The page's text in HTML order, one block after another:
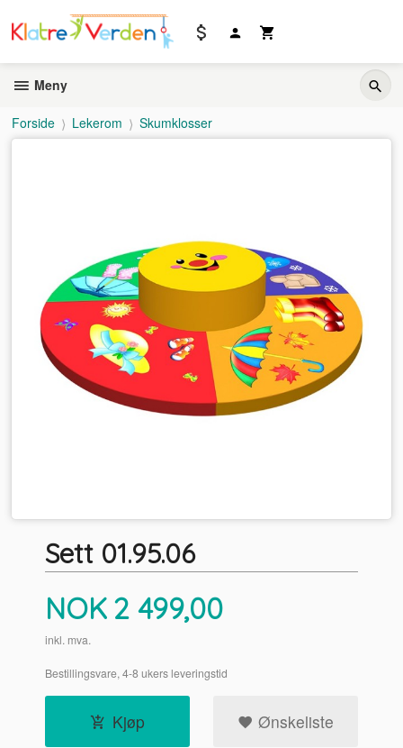
innholdet
Meny
Forside Lekerom Skumklosser
Sett 01.95.06
Pris
NOK 2 499,00
inkl. mva.
Bestillingsvare, 4-8 ukers leveringstid
Kjøp Ønskeliste